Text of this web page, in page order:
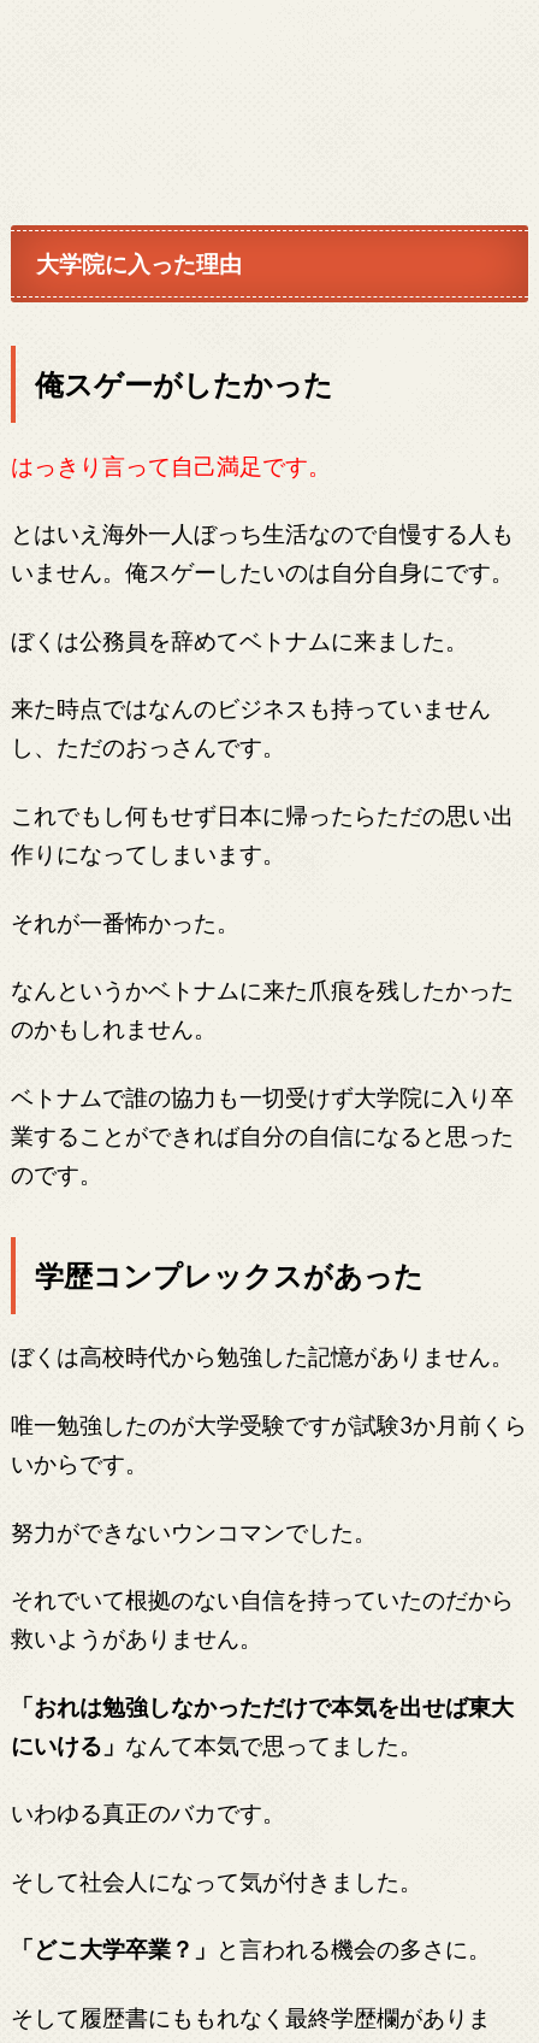
大学院に入った理由
俺スゲーがしたかった
はっきり言って自己満足です。
とはいえ海外一人ぼっち生活なので自慢する人も
いません。俺スゲーしたいのは自分自身にです。
ぼくは公務員を辞めてベトナムに来ました。
来た時点ではなんのビジネスも持っていません
し、ただのおっさんです。
これでもし何もせず日本に帰ったらただの思い出
作りになってしまいます。
それが一番怖かった。
なんというかベトナムに来た爪痕を残したかった
のかもしれません。
ベトナムで誰の協力も一切受けず大学院に入り卒
業することができれば自分の自信になると思った
のです。
学歴コンプレックスがあった
ぼくは高校時代から勉強した記憶がありません。
唯一勉強したのが大学受験ですが試験3か月前くら
いからです。
努力ができないウンコマンでした。
それでいて根拠のない自信を持っていたのだから
救いようがありません。
「おれは勉強しなかっただけで本気を出せば東大
にいける」 なんて本気で思ってました。
いわゆる真正のバカです。
そして社会人になって気が付きました。
「どこ大学卒業？」 と言われる機会の多さに。
そして履歴書にももれなく最終学歴欄がありま